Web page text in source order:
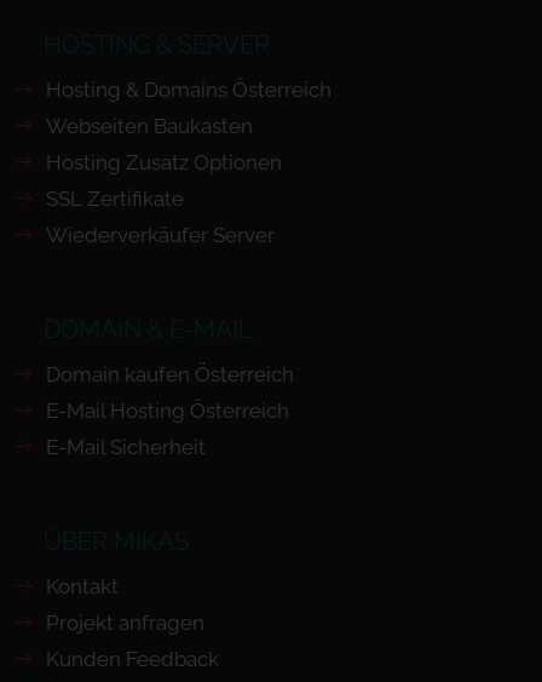
HOSTING & SERVER
Hosting & Domains Österreich
Webseiten Baukasten
Hosting Zusatz Optionen
SSL Zertifikate
Wiederverkäufer Server
DOMAIN & E-MAIL
Domain kaufen Österreich
E-Mail Hosting Österreich
E-Mail Sicherheit
ÜBER MIKAS
Kontakt
Projekt anfragen
Kunden Feedback